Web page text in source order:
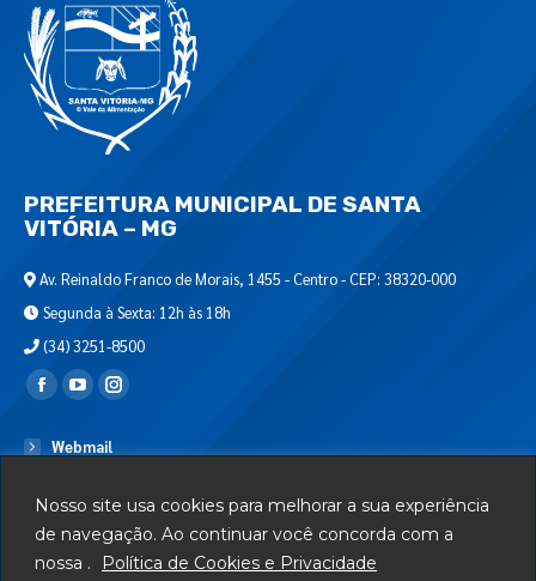
Nosso site usa cookies para melhorar a sua experiência
de navegação. Ao continuar você concorda com a
nossa .
Política de Cookies e Privacidade
PREFEITURA MUNICIPAL DE SANTA
VITÓRIA – MG
Av. Reinaldo Franco de Morais, 1455 - Centro - CEP: 38320-000
Segunda à Sexta: 12h às 18h
(34) 3251-8500
Encontre-nos em:
Webmail
Serviços
Telefones Úteis